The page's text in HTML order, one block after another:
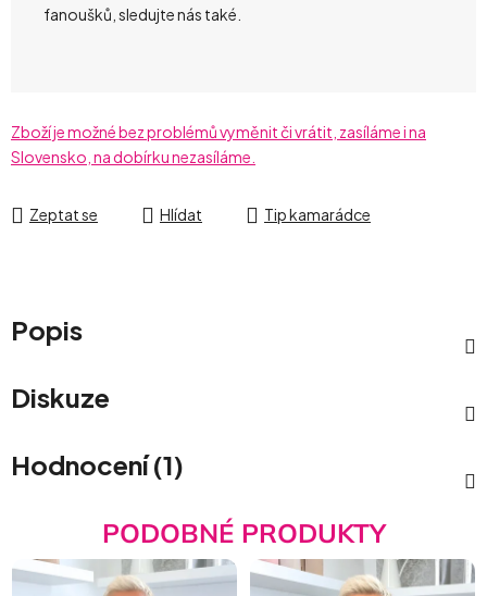
fanoušků, sledujte nás také.
Zboží je možné bez problémů vyměnit či vrátit, zasíláme i na
Slovensko, na dobírku nezasíláme.
Zeptat se Hlídat Tip kamarádce
Popis
Diskuze
Hodnocení (1)
PODOBNÉ PRODUKTY